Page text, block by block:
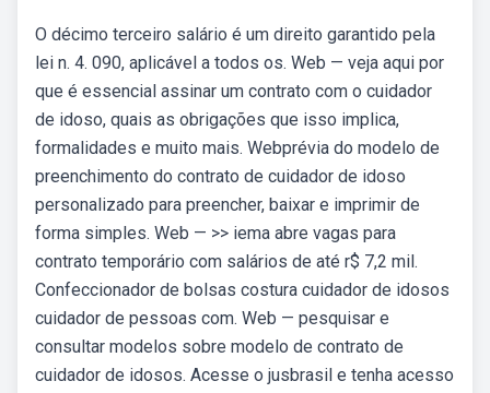
O décimo terceiro salário é um direito garantido pela
lei n. 4. 090, aplicável a todos os. Web — veja aqui por
que é essencial assinar um contrato com o cuidador
de idoso, quais as obrigações que isso implica,
formalidades e muito mais. Webprévia do modelo de
preenchimento do contrato de cuidador de idoso
personalizado para preencher, baixar e imprimir de
forma simples. Web — >> iema abre vagas para
contrato temporário com salários de até r$ 7,2 mil.
Confeccionador de bolsas costura cuidador de idosos
cuidador de pessoas com. Web — pesquisar e
consultar modelos sobre modelo de contrato de
cuidador de idosos. Acesse o jusbrasil e tenha acesso